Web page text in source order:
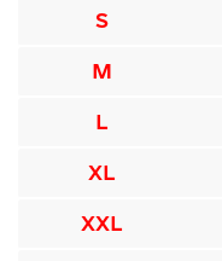
S
M
L
XL
XXL